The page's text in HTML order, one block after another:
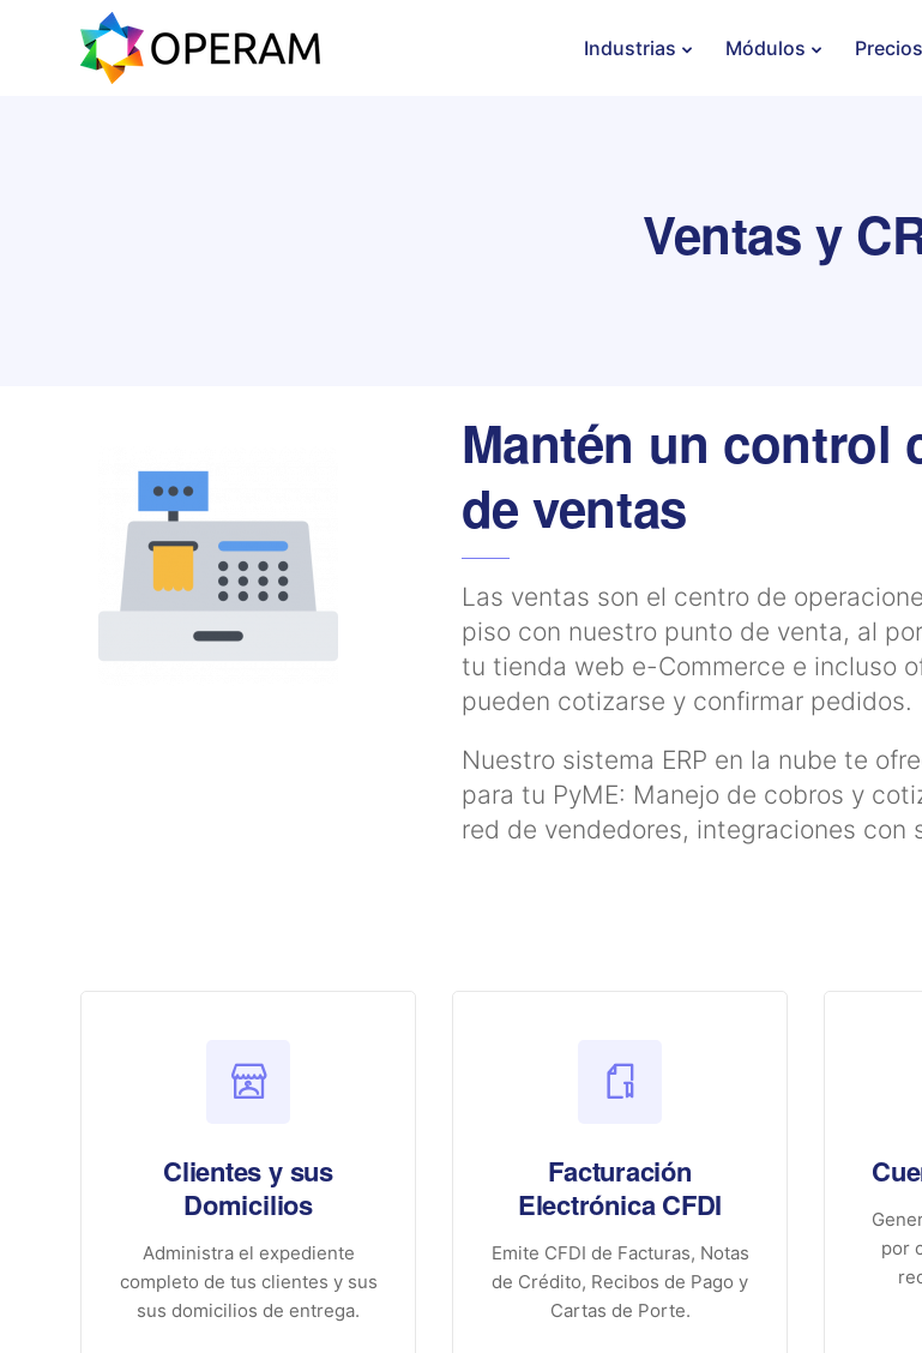
Industrias Módulos Precios
Ventas y
Mantén un control
de ventas
Las ventas son el centro de
piso con nuestro punto de venta, al
tu tienda web e-Commerce e incluso
pueden cotizarse y confirmar pedidos.
Nuestro sistema ERP en la nube te
para tu PyME: Manejo de cobros y
red de vendedores, integraciones con
Clientes y sus
Domicilios
Administra el expediente
completo de tus clientes y sus
sus domicilios de entrega.
Facturación
Electrónica CFDI
Emite CFDI de Facturas, Notas
de Crédito, Recibos de Pago y
Cartas de Porte.
por